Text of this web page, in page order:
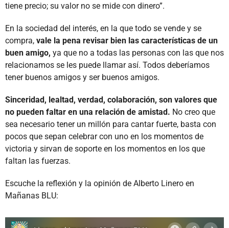
tiene precio; su valor no se mide con dinero”.
En la sociedad del interés, en la que todo se vende y se
compra, vale la pena revisar bien las características de un
buen amigo, ya que no a todas las personas con las que nos
relacionamos se les puede llamar así. Todos deberíamos
tener buenos amigos y ser buenos amigos.
Sinceridad, lealtad, verdad, colaboración, son valores que
no pueden faltar en una relación de amistad. No creo que
sea necesario tener un millón para cantar fuerte, basta con
pocos que sepan celebrar con uno en los momentos de
victoria y sirvan de soporte en los momentos en los que
faltan las fuerzas.
Escuche la reflexión y la opinión de Alberto Linero en
Mañanas BLU: